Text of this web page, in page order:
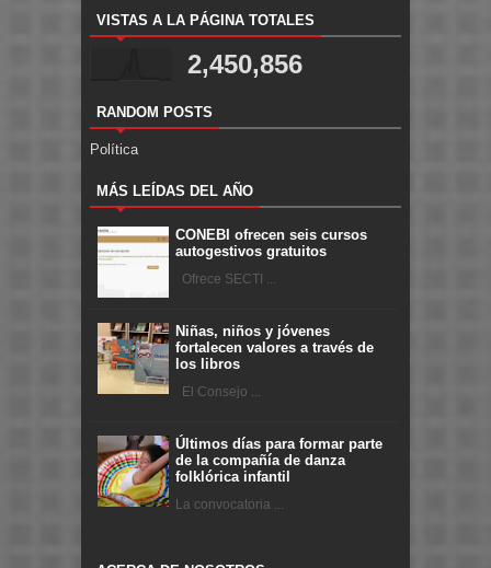
VISTAS A LA PÁGINA TOTALES
2,450,856
RANDOM POSTS
Política
MÁS LEÍDAS DEL AÑO
CONEBI ofrecen seis cursos
autogestivos gratuitos
Ofrece SECTI ...
Niñas, niños y jóvenes
fortalecen valores a través de
los libros
El Consejo ...
Últimos días para formar parte
de la compañía de danza
folklórica infantil
La convocatoria ...